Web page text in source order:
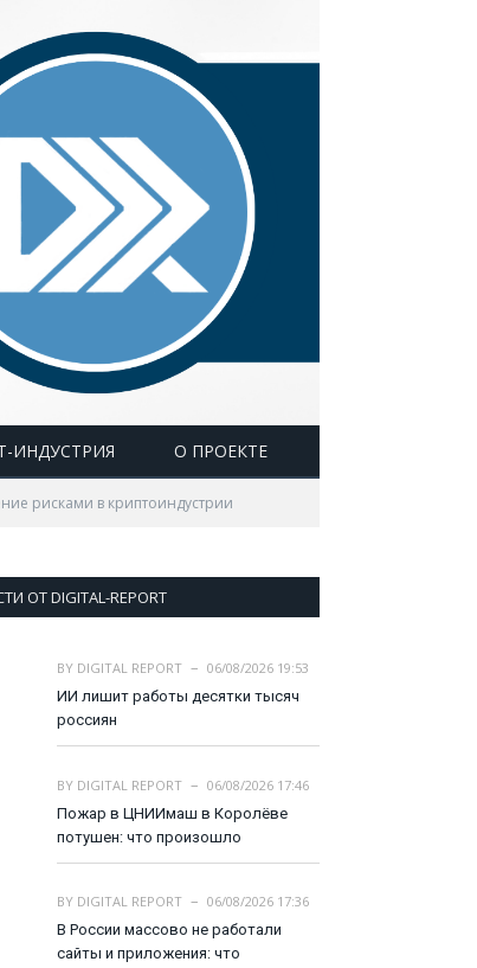
ИНДУСТРИЯ О ПРОЕКТЕ
рисками в криптоиндустрии
ОТ DIGITAL-REPORT
BY DIGITAL REPORT
06/08/2026 19:53
ИИ лишит работы десятки тысяч
россиян
BY DIGITAL REPORT
06/08/2026 17:46
Пожар в ЦНИИмаш в Королёве
потушен: что произошло
BY DIGITAL REPORT
06/08/2026 17:36
В России массово не работали
сайты и приложения: что